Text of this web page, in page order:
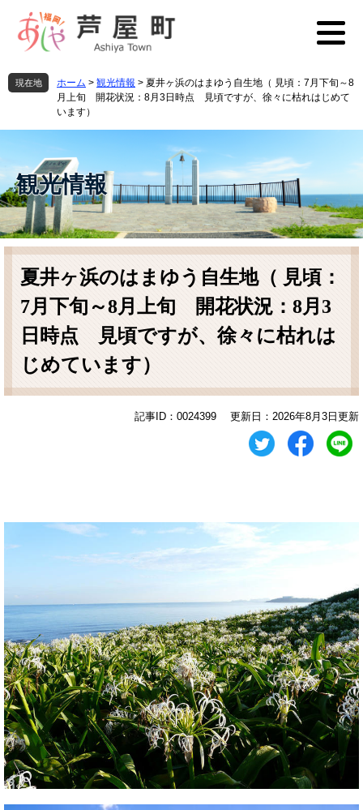
先
頭
す
を
飛
し
文
へ
現在地 ホーム > 観光情報 > 夏井ヶ浜のはまゆう自生地（ 見頃：7月下旬～8
月上旬 開花状況：8月3日時点 見頃ですが、徐々に枯れはじめて
います）
観光情報
本
夏井ヶ浜のはまゆう自生地（ 見頃：
7月下旬～8月上旬 開花状況：8月3
日時点 見頃ですが、徐々に枯れは
じめています）
記事ID：0024399 更新日：2026年8月3日更新